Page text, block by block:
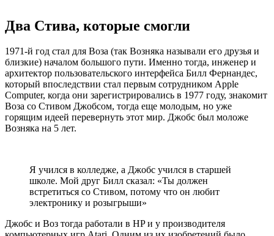
Два Стива, которые смогли
1971-й год стал для Воза (так Возняка называли его друзья и
близкие) началом большого пути. Именно тогда, инженер и
архитектор пользовательского интерфейса Билл Фернандес,
который впоследствии стал первым сотрудником Apple
Computer, когда они зарегистрировались в 1977 году, знакомит
Воза со Стивом Джобсом, тогда еще молодым, но уже
горящим идеей перевернуть этот мир. Джобс был моложе
Возняка на 5 лет.
Я учился в колледже, а Джобс учился в старшей
школе. Мой друг Билл сказал: «Ты должен
встретиться со Стивом, потому что он любит
электронику и розыгрыши»
Джобс и Воз тогда работали в HP и у производителя